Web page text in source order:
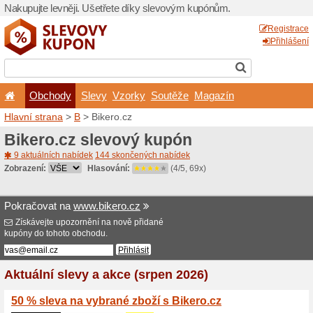
Nakupujte levněji.
Obchody
Hlavní strana>B>